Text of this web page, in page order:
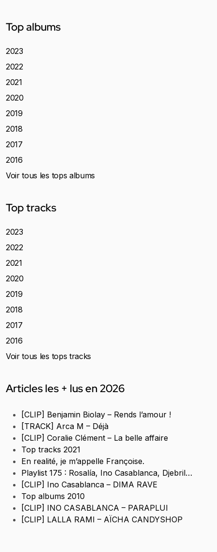
Top albums
2023
2022
2021
2020
2019
2018
2017
2016
Voir tous les tops albums
Top tracks
2023
2022
2021
2020
2019
2018
2017
2016
Voir tous les tops tracks
Articles les + lus en 2026
[CLIP] Benjamin Biolay – Rends l’amour !
[TRACK] Arca M – Déjà
[CLIP] Coralie Clément – La belle affaire
Top tracks 2021
En realité, je m’appelle Françoise.
Playlist 175 : Rosalía, Ino Casablanca, Djebril…
[CLIP] Ino Casablanca – DIMA RAVE
Top albums 2010
[CLIP] INO CASABLANCA – PARAPLUI
[CLIP] LALLA RAMI – AÏCHA CANDYSHOP